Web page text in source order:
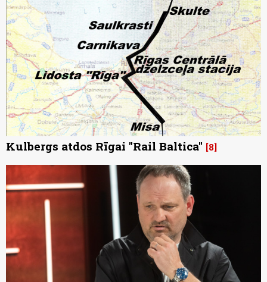
Kulbergs atdos Rīgai "Rail Baltica" 8